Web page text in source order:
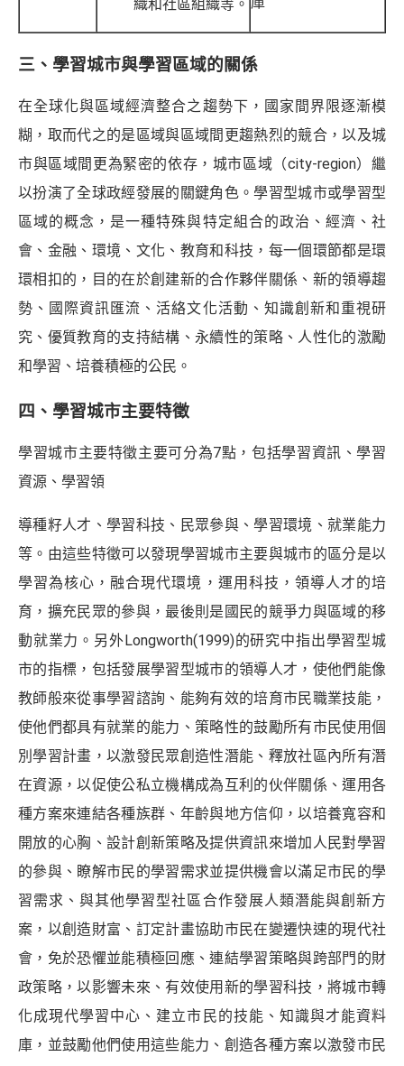
織和社區組織等。
三、學習城市與學習區域的關係
在全球化與區域經濟整合之趨勢下，國家間界限逐漸模
糊，取而代之的是區域與區域間更趨熱烈的競合，以及城
市與區域間更為緊密的依存，城市區域（city-region）繼
以扮演了全球政經發展的關鍵角色。學習型城市或學習型
區域的概念，是一種特殊與特定組合的政治、經濟、社
會、金融、環境、文化、教育和科技，每一個環節都是環
環相扣的，目的在於創建新的合作夥伴關係、新的領導趨
勢、國際資訊匯流、活絡文化活動、知識創新和重視研
究、優質教育的支持結構、永續性的策略、人性化的激勵
和學習、培養積極的公民。
四、學習城市主要特徵
學習城市主要特徵主要可分為7點，包括學習資訊、學習
資源、學習領
導種籽人才、學習科技、民眾參與、學習環境、就業能力
等。由這些特徵可以發現學習城市主要與城市的區分是以
學習為核心，融合現代環境，運用科技，領導人才的培
育，擴充民眾的參與，最後則是國民的競爭力與區域的移
動就業力。另外Longworth(1999)的研究中指出學習型城
市的指標，包括發展學習型城市的領導人才，使他們能像
教師般來從事學習諮詢、能夠有效的培育市民職業技能，
使他們都具有就業的能力、策略性的鼓勵所有市民使用個
別學習計畫，以激發民眾創造性潛能、釋放社區內所有潛
在資源，以促使公私立機構成為互利的伙伴關係、運用各
種方案來連結各種族群、年齡與地方信仰，以培養寬容和
開放的心胸、設計創新策略及提供資訊來增加人民對學習
的參與、瞭解市民的學習需求並提供機會以滿足市民的學
習需求、與其他學習型社區合作發展人類潛能與創新方
案，以創造財富、訂定計畫協助市民在變遷快速的現代社
會，免於恐懼並能積極回應、連結學習策略與跨部門的財
政策略，以影響未來、有效使用新的學習科技，將城市轉
化成現代學習中心、建立市民的技能、知識與才能資料
庫，並鼓勵他們使用這些能力、創造各種方案以激發市民